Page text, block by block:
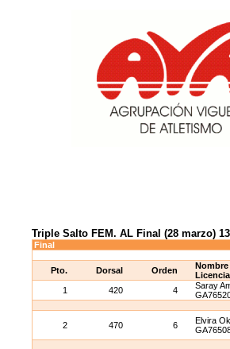
Final
Pto. Dorsal Orden
Nombre
Licencia
1 420 4
Saray
2 470 6
Elvira
Triple Salto FEM. AL Final (28 marzo)